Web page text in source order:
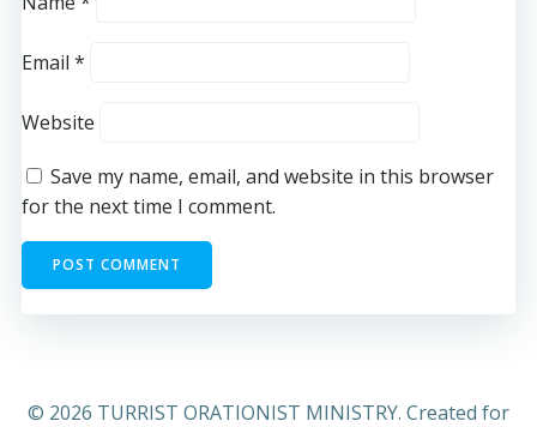
Email *
Website
Save my name, email, and website in this browser
for the next time I comment.
© 2026 TURRIST ORATIONIST MINISTRY. Created for